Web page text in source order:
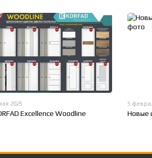
2025
Excellence Woodline
5
Новые